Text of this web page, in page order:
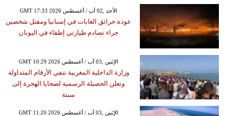
GMT 17:33 2026 الأحد ,02 آب / أغسطس
عودة حرائق الغابات في إسبانيا ومقتل شخصين
جراء تصادم طيارتي إطفاء في اليونان
GMT 10:29 2026 الإثنين ,03 آب / أغسطس
وزارة الداخلية المغربية تنفي الأرقام المتداولة
وتعلن الحصيلة الرسمية لضحايا الهجرة إلى
سبتة
GMT 11:20 2026 الإثنين ,03 آب / أغسطس